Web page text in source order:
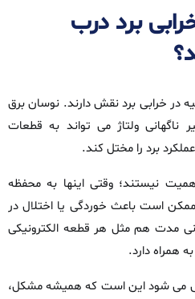
برد درب
در خرابی برد نقش دارند. نوسان برق
ولتاژ می‌ تواند به قطعات
برد را مختل کند.
نیستند؛ وقتی اینها به محفظه‌
ممکن است باعث خوردگی یا اختلال در
مدت هم مثل هر قطعه‌ الکترونیکی
همراه دارد.
می‌ شود این است که همیشه مشکل،